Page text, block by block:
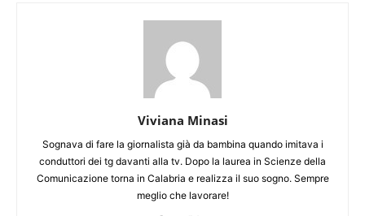
Viviana Minasi
Sognava di fare la giornalista già da bambina quando imitava i
conduttori dei tg davanti alla tv. Dopo la laurea in Scienze della
Comunicazione torna in Calabria e realizza il suo sogno. Sempre
meglio che lavorare!